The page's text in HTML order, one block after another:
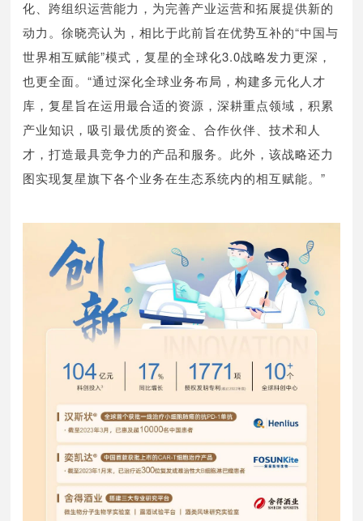
化、跨组织运营能力，为完善产业运营和拓展提供新的
动力。徐晓亮认为，相比于此前旨在优势互补的“中国与
世界相互赋能”模式，复星的全球化3.0战略发力更深，
也更全面。“通过深化全球业务布局，构建多元化人才
库，复星旨在运用最合适的资源，深耕重点领域，积累
产业知识，吸引最优质的资金、合作伙伴、技术和人
才，打造最具竞争力的产品和服务。此外，该战略还力
图实现复星旗下各个业务在生态系统内的相互赋能。”